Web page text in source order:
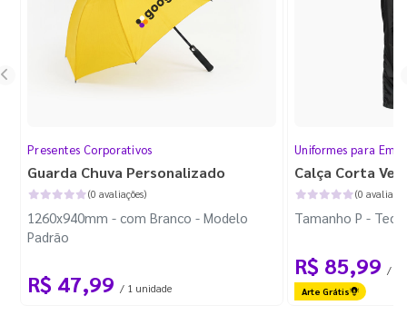
Presentes Corporativos
Guarda Chuva Personalizado
(0 avaliações)
1260x940mm - com Branco - Modelo
Padrão
R$ 47,99 / 1 unidade
Uniformes para
Calça Corta
(0
Tamanho P -
R$ 85,99 / 1
Arte Grátis